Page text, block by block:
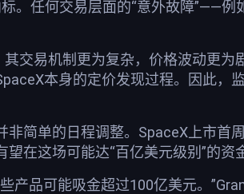
。任何交易层面的“意外故障”——
交易机制更为复杂，价格波动更
本身的定价发现过程。因此，
非简单的日程调整。SpaceX上市首
在这场可能达“百亿美元级别”的资
产品可能吸金超过100亿美元。